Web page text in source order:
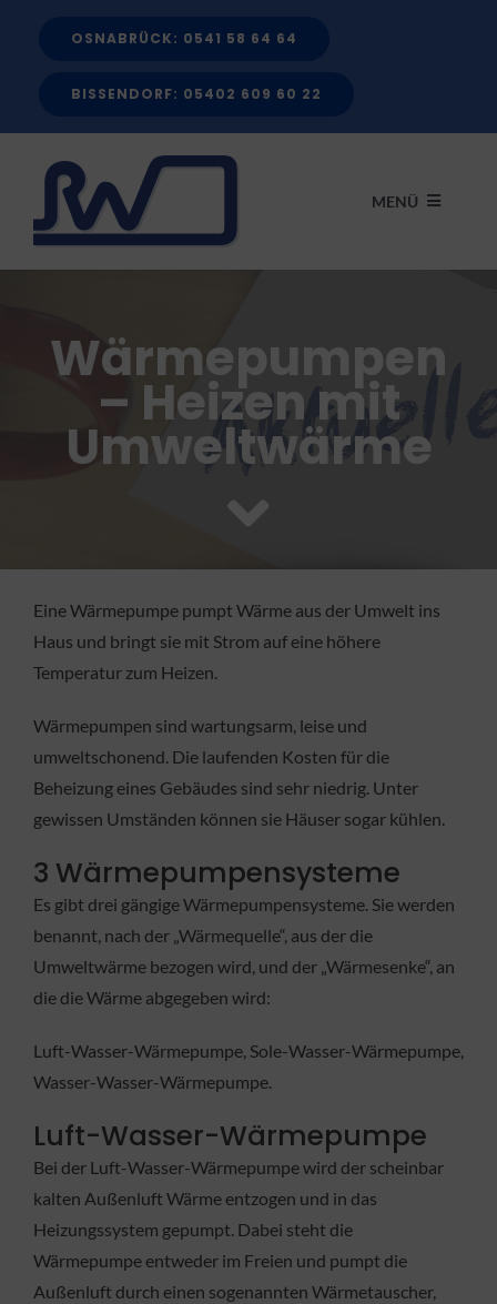
OSNABRÜCK: 0541 58 64 64
BISSENDORF: 05402 609 60 22
MENÜ
LEISTUNGEN
FÖRDERMITTEL
FACHBETRIEB
KONTAKT
Wärmepumpen
– Heizen mit
Umweltwärme
Eine Wärmepumpe pumpt Wärme aus der Umwelt ins
Haus und bringt sie mit Strom auf eine höhere
Temperatur zum Heizen.
Wärmepumpen sind wartungsarm, leise und
umweltschonend. Die laufenden Kosten für die
Beheizung eines Gebäudes sind sehr niedrig. Unter
gewissen Umständen können sie Häuser sogar kühlen.
3 Wärmepumpensysteme
Es gibt drei gängige Wärmepumpensysteme. Sie werden
benannt, nach der „Wärmequelle“, aus der die
Umweltwärme bezogen wird, und der „Wärmesenke“, an
die die Wärme abgegeben wird:
Luft-Wasser-Wärmepumpe, Sole-Wasser-Wärmepumpe,
Wasser-Wasser-Wärmepumpe.
Luft-Wasser-Wärmepumpe
Bei der Luft-Wasser-Wärmepumpe wird der scheinbar
kalten Außenluft Wärme entzogen und in das
Heizungssystem gepumpt. Dabei steht die
Wärmepumpe entweder im Freien und pumpt die
Außenluft durch einen sogenannten Wärmetauscher,